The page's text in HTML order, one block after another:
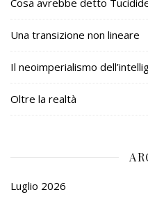
Cosa avrebbe detto
Una transizione non lineare
Il neoimperialismo
Oltre la realtà
Luglio 2026